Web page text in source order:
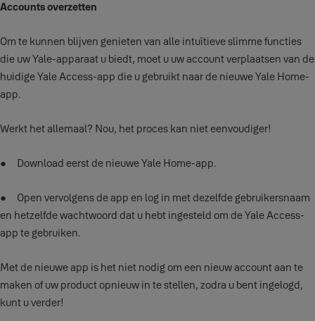
Accounts overzetten
Om te kunnen blijven genieten van alle intuïtieve slimme functies
die uw Yale-apparaat u biedt, moet u uw account verplaatsen van de
huidige Yale Access-app die u gebruikt naar de nieuwe Yale Home-
app.
Werkt het allemaal? Nou, het proces kan niet eenvoudiger!
● Download eerst de nieuwe Yale Home-app.
● Open vervolgens de app en log in met dezelfde gebruikersnaam
en hetzelfde wachtwoord dat u hebt ingesteld om de Yale Access-
app te gebruiken.
Met de nieuwe app is het niet nodig om een nieuw account aan te
maken of uw product opnieuw in te stellen, zodra u bent ingelogd,
kunt u verder!